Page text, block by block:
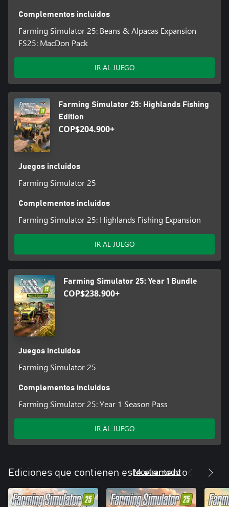
Complementos incluidos
Farming Simulator 25: Beans & Alpacas Expansion
FS25: MacDon Pack
IR AL JUEGO
Farming Simulator 25: Highlands Fishing
Edition
COP$204.900+
Juegos incluidos
Farming Simulator 25
Complementos incluidos
Farming Simulator 25: Highlands Fishing Expansion
IR AL JUEGO
Farming Simulator 25: Year 1 Bundle
COP$238.900+
Juegos incluidos
Farming Simulator 25
Complementos incluidos
Farming Simulator 25: Year 1 Season Pass
IR AL JUEGO
Ediciones que contienen este elemento
Mostrar todo